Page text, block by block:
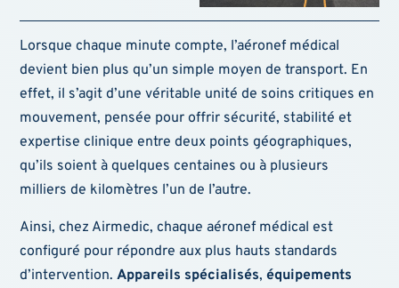
Lorsque chaque minute compte, l’aéronef médical
devient bien plus qu’un simple moyen de transport. En
effet, il s’agit d’une véritable unité de soins critiques en
mouvement, pensée pour offrir sécurité, stabilité et
expertise clinique entre deux points géographiques,
qu’ils soient à quelques centaines ou à plusieurs
milliers de kilomètres l’un de l’autre.
Ainsi, chez Airmedic, chaque aéronef médical est
configuré pour répondre aux plus hauts standards
d’intervention.Appareils spécialisés,équipements